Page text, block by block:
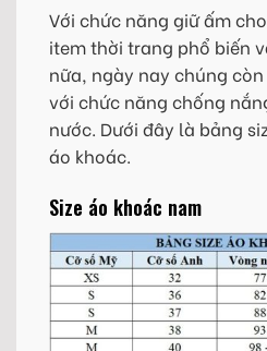
Với chức năng giữ ấm
item thời trang phổ biến
nữa, ngày nay chúng
với chức năng chống
nước. Dưới đây là bảng
áo khoác.
Size áo khoác nam